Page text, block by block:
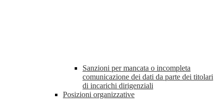
Sanzioni per mancata o incompleta
comunicazione dei dati da parte dei titolari
di incarichi dirigenziali
Posizioni organizzative